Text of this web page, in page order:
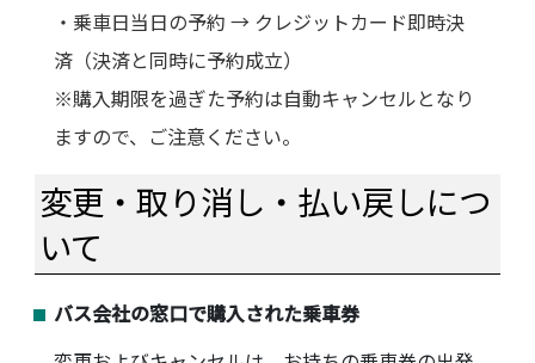
・乗車日当日の予約 → クレジットカード即時決
済（決済と同時に予約成立）
※購入期限を過ぎた予約は自動キャンセルとなり
ますので、ご注意ください。
変更・取り消し・払い戻しにつ
いて
バス会社の窓口で購入された乗車券